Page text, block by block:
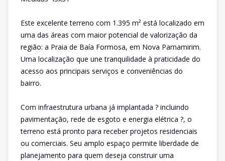
Este excelente terreno com 1.395 m² está localizado em
uma das áreas com maior potencial de valorização da
região: a Praia de Baía Formosa, em Nova Parnamirim.
Uma localização que une tranquilidade à praticidade do
acesso aos principais serviços e conveniências do
bairro.
Com infraestrutura urbana já implantada ? incluindo
pavimentação, rede de esgoto e energia elétrica ?, o
terreno está pronto para receber projetos residenciais
ou comerciais. Seu amplo espaço permite liberdade de
planejamento para quem deseja construir uma